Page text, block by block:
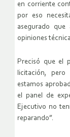
en corriente
por eso
asegurado
opiniones
Precisó que el
licitación, pero
estamos
el panel de
Ejecutivo no
reparando”.